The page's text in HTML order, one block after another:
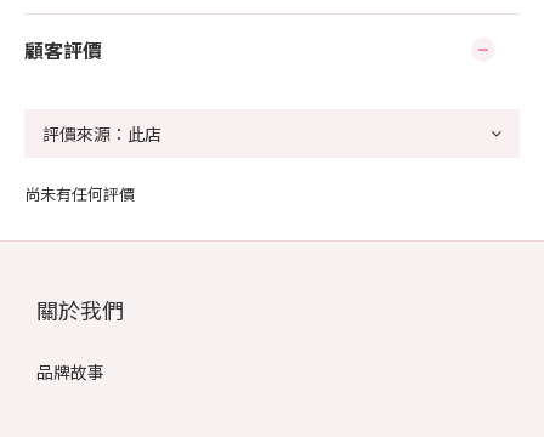
顧客評價
尚未有任何評價
關於我們
品牌故事